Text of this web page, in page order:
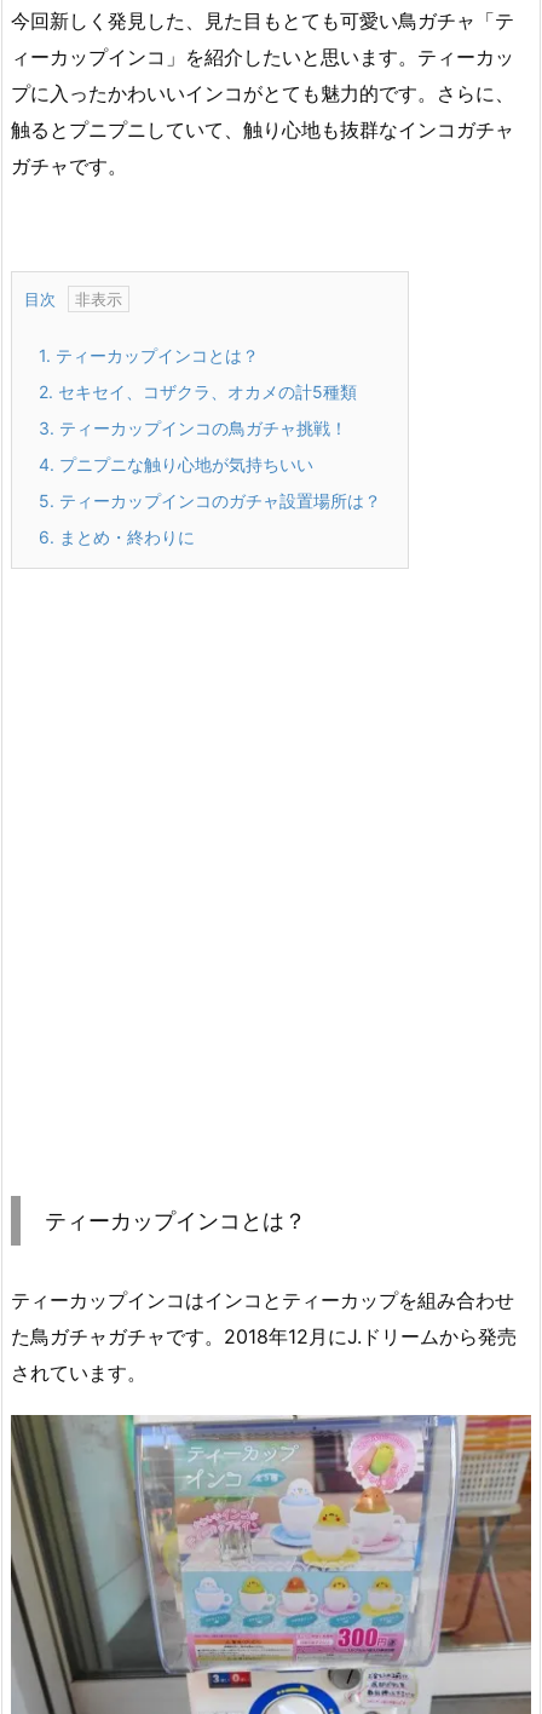
今回新しく発見した、見た目もとても可愛い鳥ガチャ「テ
ィーカップインコ」を紹介したいと思います。ティーカッ
プに入ったかわいいインコがとても魅力的です。さらに、
触るとプニプニしていて、触り心地も抜群なインコガチャ
ガチャです。
目次
1. ティーカップインコとは？
2. セキセイ、コザクラ、オカメの計5種類
3. ティーカップインコの鳥ガチャ挑戦！
4. プニプニな触り心地が気持ちいい
5. ティーカップインコのガチャ設置場所は？
6. まとめ・終わりに
ティーカップインコとは？
ティーカップインコはインコとティーカップを組み合わせ
た鳥ガチャガチャです。2018年12月にJ.ドリームから発売
されています。